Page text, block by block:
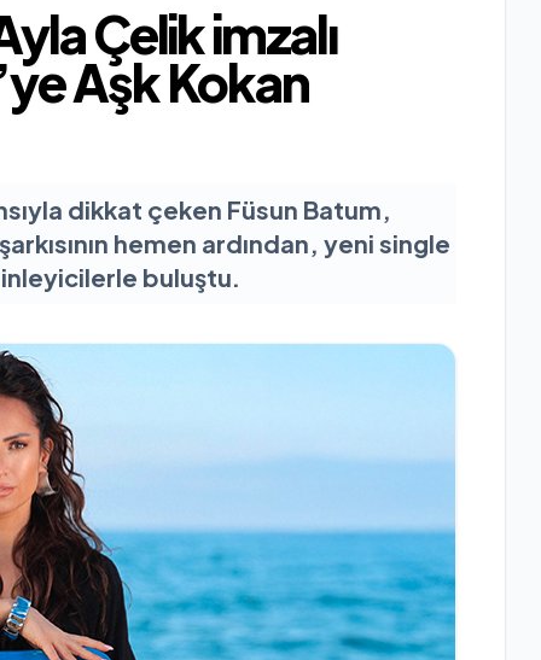
Çelik imzalı
Aşk Kokan
dikkat çeken Füsun Batum,
hemen ardından, yeni single
buluştu.